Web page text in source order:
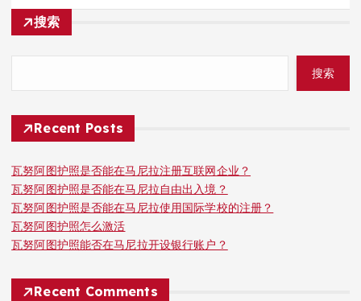
搜索
搜索
Recent Posts
瓦努阿图护照是否能在马尼拉注册互联网企业？
瓦努阿图护照是否能在马尼拉自由出入境？
瓦努阿图护照是否能在马尼拉使用国际学校的注册？
瓦努阿图护照怎么激活
瓦努阿图护照能否在马尼拉开设银行账户？
Recent Comments